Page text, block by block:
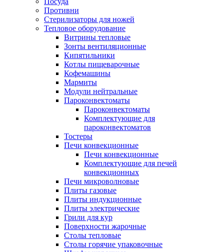
Противни
Стерилизаторы для ножей
Тепловое оборудование
Витрины тепловые
Зонты вентиляционные
Кипятильники
Котлы пищеварочные
Кофемашины
Мармиты
Модули нейтральные
Пароконвектоматы
Пароконвектоматы
Комплектующие для
пароконвектоматов
Тостеры
Печи конвекционные
Печи конвекционные
Комплектующие для печей
конвекционных
Печи микроволновые
Плиты газовые
Плиты индукционные
Плиты электрические
Грили для кур
Поверхности жарочные
Столы тепловые
Столы горячие упаковочные